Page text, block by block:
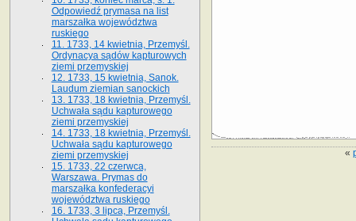
«
Odpowiedź prymasa na list
marszałka województwa
ruskiego
11. 1733, 14 kwietnia, Przemyśl.
Ordynacya sądów kapturowych
ziemi przemyskiej
12. 1733, 15 kwietnia, Sanok.
Laudum ziemian sanockich
13. 1733, 18 kwietnia, Przemyśl.
Uchwała sądu kapturowego
ziemi przemyskiej
14. 1733, 18 kwietnia, Przemyśl.
Uchwała sądu kapturowego
ziemi przemyskiej
15. 1733, 22 czerwca,
Warszawa. Prymas do
marszałka konfederacyi
województwa ruskiego
16. 1733, 3 lipca, Przemyśl.